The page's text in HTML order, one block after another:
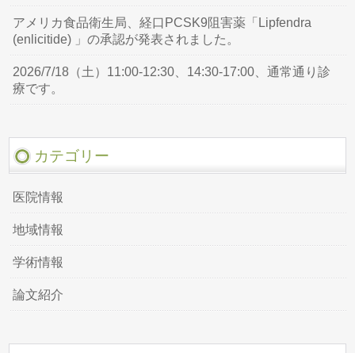
アメリカ食品衛生局、経口PCSK9阻害薬「Lipfendra
(enlicitide) 」の承認が発表されました。
2026/7/18（土）11:00-12:30、14:30-17:00、通常通り診
療です。
カテゴリー
医院情報
地域情報
学術情報
論文紹介